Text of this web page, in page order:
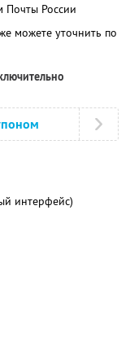
Почты России
можете уточнить по
интерфейс)